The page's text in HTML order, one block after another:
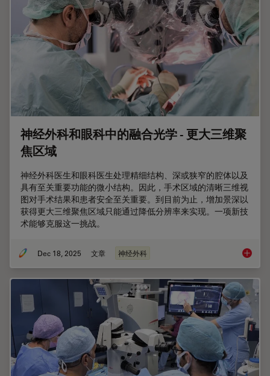
神经外科和眼科中的融合光学 - 更大三维聚
焦区域
神经外科医生和眼科医生处理精细结构、深或狭窄的腔体以及
具有至关重要功能的微小结构。因此，手术区域的清晰三维视
图对手术结果和患者安全至关重要。到目前为止，增加景深以
获得更大三维聚焦区域只能通过降低分辨率来实现。一项新技
术能够克服这一挑战。
Dec 18, 2025 文章 神经外科 神经外